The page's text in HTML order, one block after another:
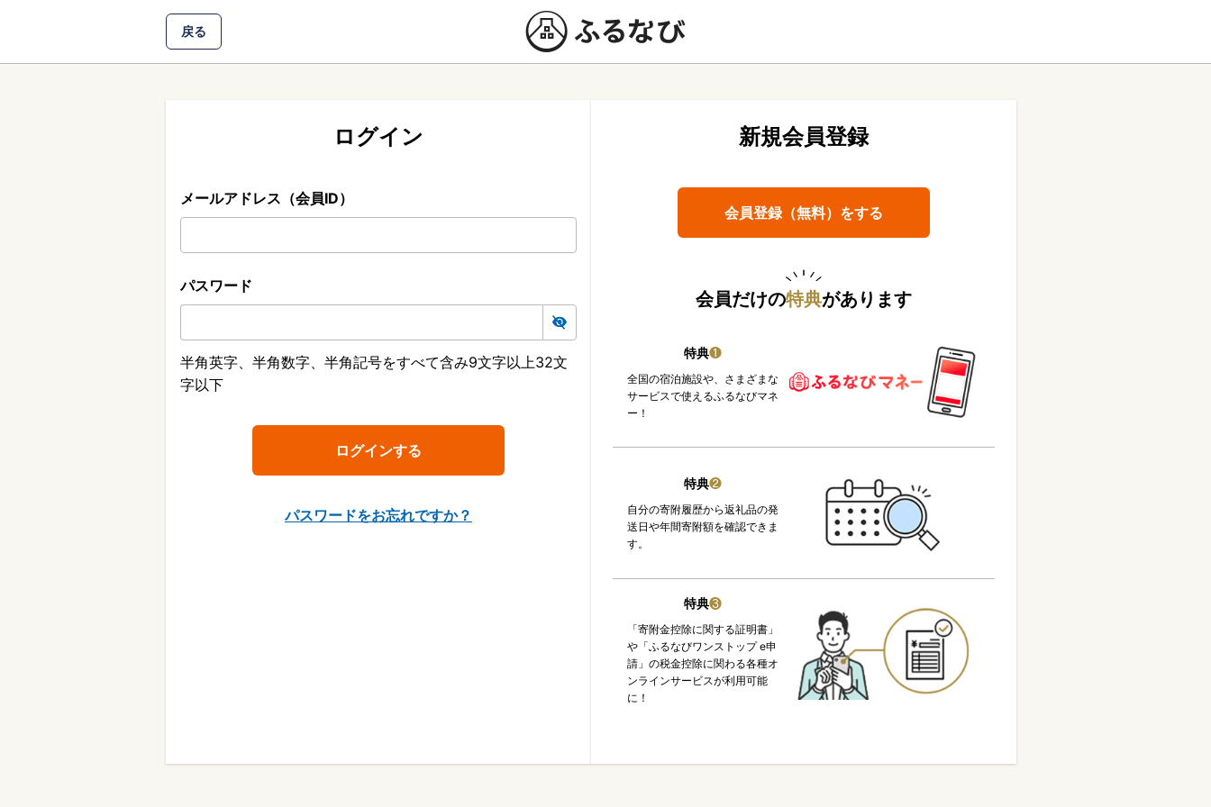
戻る
ログイン
メールアドレス（会員ID）
パスワード
半角英字、半角数字、半角記号をすべて含み9文字以上32文
字以下
パスワードをお忘れですか？
新規会員登録
会員登録（無料）をする
会員だけの特典があります
特典❶
全国の宿泊施設や、さまざまな
サービスで使えるふるなびマネ
ー！
特典❷
自分の寄附履歴から返礼品の発
送日や年間寄附額を確認できま
す。
特典❸
「寄附金控除に関する証明書」
や「ふるなびワンストップ e申
請」の税金控除に関わる各種オ
ンラインサービスが利用可能
に！